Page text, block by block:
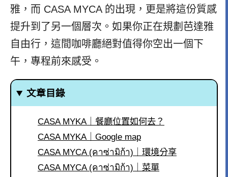
雅，而 CASA MYCA 的出現，更是將這份質感
提升到了另一個層次。如果你正在規劃芭達雅
自由行，這間咖啡廳絕對值得你空出一個下
午，專程前來感受。
文章目錄
CASA MYKA｜餐廳位置如何去？
CASA MYKA｜Google map
CASA MYCA (คาซ่ามิก้า)｜環境分享
CASA MYCA (คาซ่ามิก้า)｜菜單